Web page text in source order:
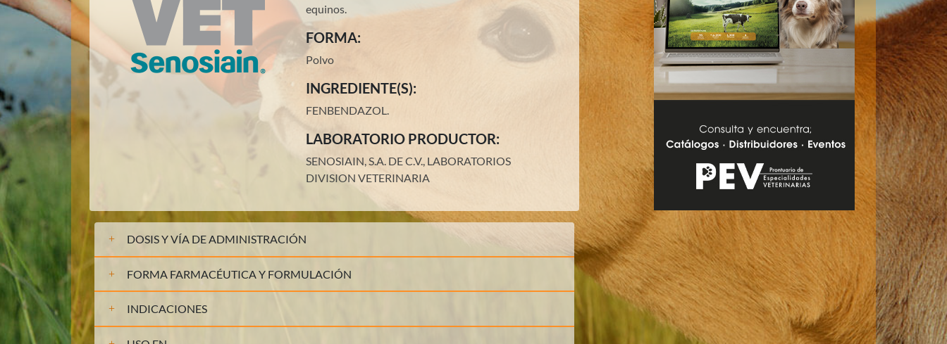
equinos.
FORMA:
Polvo
INGREDIENTE(S):
FENBENDAZOL.
LABORATORIO PRODUCTOR:
SENOSIAIN, S.A. DE C.V., LABORATORIOS
DIVISION VETERINARIA
DOSIS Y VÍA DE ADMINISTRACIÓN
FORMA FARMACÉUTICA Y FORMULACIÓN
INDICACIONES